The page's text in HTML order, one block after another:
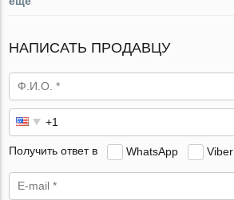
НАПИСАТЬ ПРОДАВЦУ
Получить ответ в WhatsApp Viber